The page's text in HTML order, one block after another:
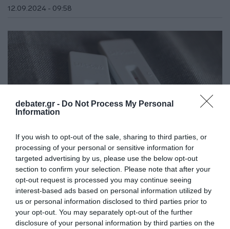
debater.gr - Do Not Process My Personal
Information
If you wish to opt-out of the sale, sharing to third parties, or
processing of your personal or sensitive information for
targeted advertising by us, please use the below opt-out
section to confirm your selection. Please note that after your
opt-out request is processed you may continue seeing
interest-based ads based on personal information utilized by
us or personal information disclosed to third parties prior to
your opt-out. You may separately opt-out of the further
disclosure of your personal information by third parties on the
12.09.2024 - 09:58
ΥΓΕΙΑ
Κορονοϊός: Το ρινικό εμβόλιο βάζει STOP στη
μετάδοση του ιού